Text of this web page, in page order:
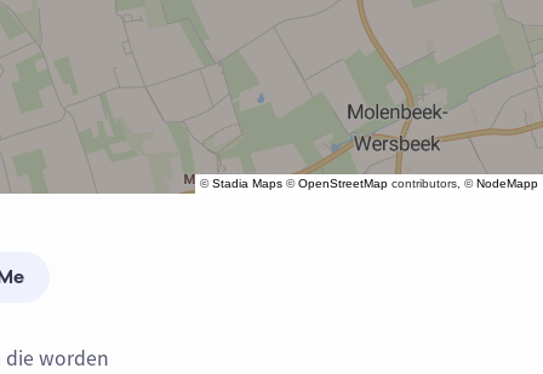
©Stadia Maps ©OpenStreetMap contributors, ©NodeMapp
die worden